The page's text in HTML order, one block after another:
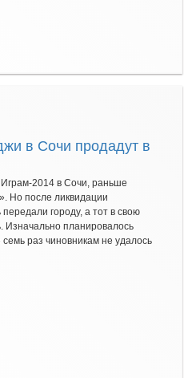
в Сочи продадут в
2014 в Сочи, раньше
Но после ликвидации
городу, а тот в свою
Изначально планировалось
раз чиновникам не удалось